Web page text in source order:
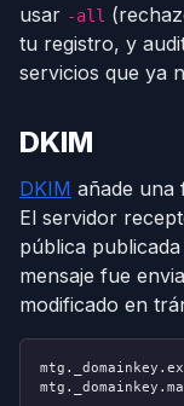
usar -all
tu registro, y
servicios que ya
DKIM
DKIM añade una
El servidor
pública
mensaje fue
modificado en